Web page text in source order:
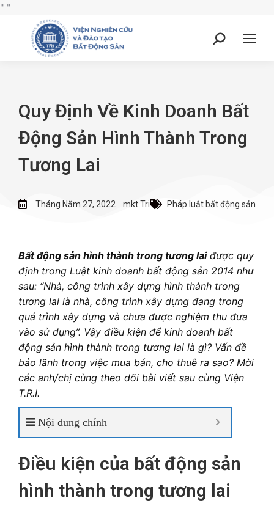
" "
Quy Định Về Kinh Doanh Bất
Động Sản Hình Thành Trong
Tương Lai
Tháng Năm 27, 2022 mkt Tri Pháp luật bất động sản
Bất động sản hình thành trong tương laiđược quy
định trong Luật kinh doanh bất động sản 2014 như
sau: “Nhà, công trình xây dựng hình thành trong
tương lai là nhà, công trình xây dựng đang trong
quá trình xây dựng và chưa được nghiệm thu đưa
vào sử dụng”. Vậy điều kiện để kinh doanh bất
động sản hình thành trong tương lai là gì? Vấn đề
bảo lãnh trong việc mua bán, cho thuê ra sao? Mời
các anh/chị cùng theo dõi bài viết sau cùng Viện
T.R.I.
Nội dung chính
Điều kiện của bất động sản
hình thành trong tương lai